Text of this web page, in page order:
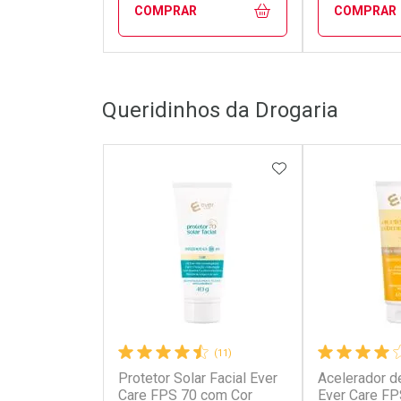
COMPRAR
Laboratório
Ativar Desconto
Por Menos
COMPRAR
Ativar
Por
Queridinhos da Drogaria
(11)
Protetor Solar Facial Ever
Care FPS 70 com Cor
ADICIONAR AOS
Acelerador
Ever Care